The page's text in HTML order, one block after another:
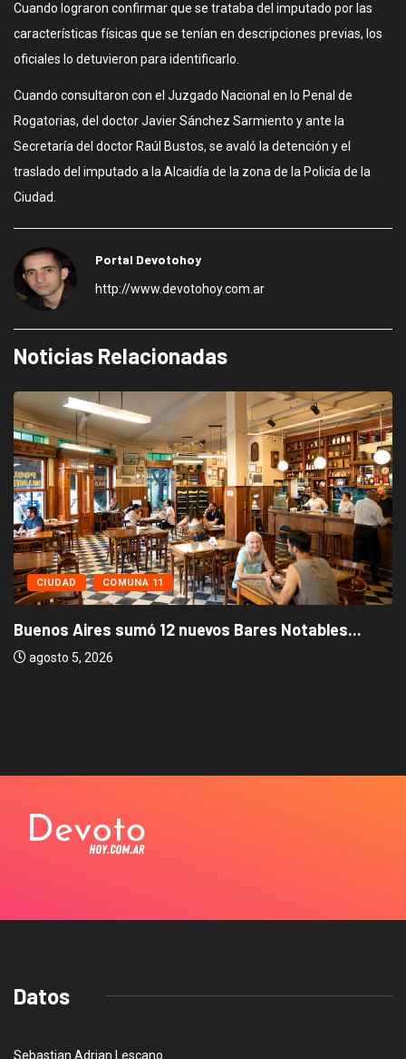
Cuando lograron confirmar que se trataba del imputado por las
características físicas que se tenían en descripciones previas, los
oficiales lo detuvieron para identificarlo.
Cuando consultaron con el Juzgado Nacional en lo Penal de
Rogatorias, del doctor Javier Sánchez Sarmiento y ante la
Secretaría del doctor Raúl Bustos, se avaló la detención y el
traslado del imputado a la Alcaidía de la zona de la Policía de la
Ciudad.
Portal Devotohoy
http://www.devotohoy.com.ar
Noticias Relacionadas
CIUDAD COMUNA 11
Buenos Aires sumó 12 nuevos Bares Notables...
agosto 5, 2026
Datos
Sebastian Adrian Lescano